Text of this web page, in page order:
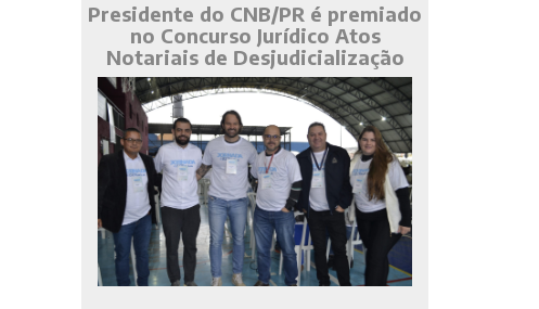
Presidente do CNB/PR é premiado
no Concurso Jurídico Atos
Notariais de Desjudicialização